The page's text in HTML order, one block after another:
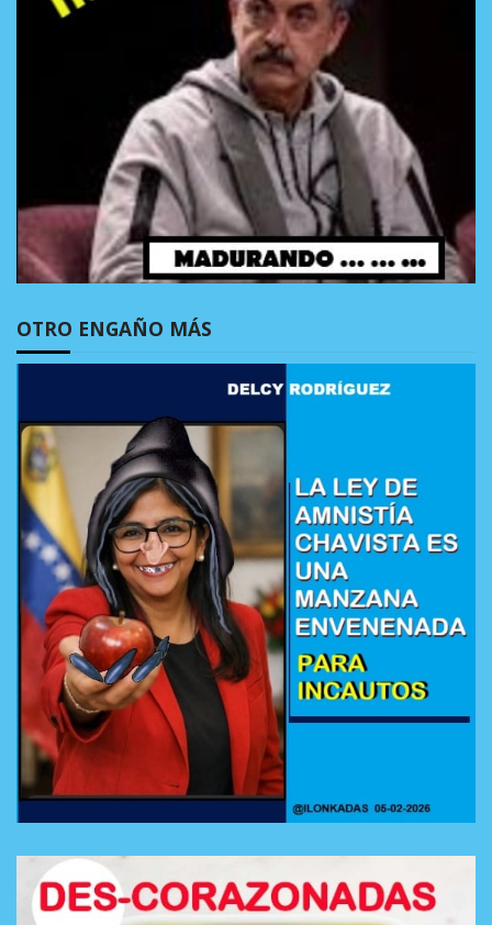
OTRO ENGAÑO MÁS